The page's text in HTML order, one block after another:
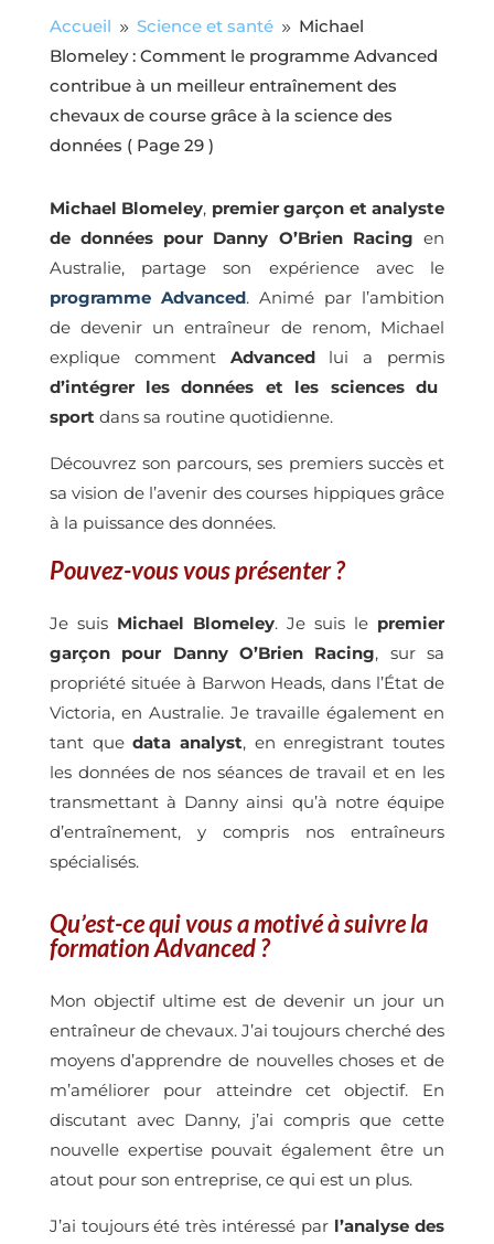
Accueil 9 Science et santé 9 Michael
Blomeley : Comment le programme Advanced
contribue à un meilleur entraînement des
chevaux de course grâce à la science des
données ( Page 29 )
Michael Blomeley, premier garçon et analyste
de données pour Danny O’Brien Racing en
Australie, partage son expérience avec le
programme Advanced. Animé par l’ambition
de devenir un entraîneur de renom, Michael
explique comment Advancedlui a permis
d’intégrer les données et les sciences du
sportdans sa routine quotidienne.
Découvrez son parcours, ses premiers succès et
sa vision de l’avenir des courses hippiques grâce
à la puissance des données.
Pouvez-vous vous présenter ?
Je suis Michael Blomeley. Je suis le premier
garçon pour Danny O’Brien Racing, sur sa
propriété située à Barwon Heads, dans l’État de
Victoria, en Australie. Je travaille également en
tant quedata analyst, en enregistrant toutes
les données de nos séances de travail et en les
transmettant à Danny ainsi qu’à notre équipe
d’entraînement, y compris nos entraîneurs
spécialisés.
Qu’est-ce qui vous a motivé à suivre la
formation Advanced ?
Mon objectif ultime est de devenir un jour un
entraîneur de chevaux. J’ai toujours cherché des
moyens d’apprendre de nouvelles choses et de
m’améliorer pour atteindre cet objectif. En
discutant avec Danny, j’ai compris que cette
nouvelle expertise pouvait également être un
atout pour son entreprise, ce qui est un plus.
J’ai toujours été très intéressé par l’analyse des